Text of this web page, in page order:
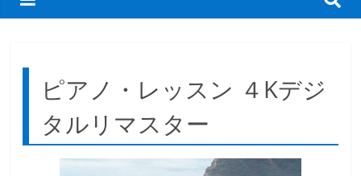
シ
ネ
マ
リ
ピアノ・レッスン ４Kデジ
タルリマスター